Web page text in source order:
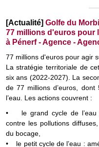
[Actualité] Golfe du
77 millions d'euros pour
à Pénerf - Agence -
77 millions d'euros pour agir
La stratégie territoriale de
six ans (2022-2027). La
de 77 millions d’euros,
l’eau. Les actions couvrent :
• le grand cycle de l’eau
contre les pollutions
du bocage,
• le petit cycle de l’eau :